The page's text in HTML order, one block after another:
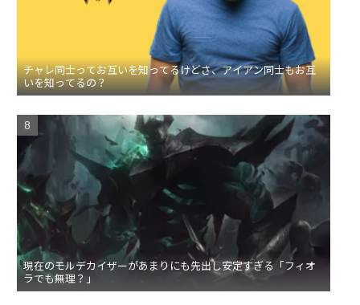
チャレ同士ってお互いを知ってるけどさ、アイアン同士もお互
いを知ってるの？
現在のモルデカイザーがあまりにも先出し安定すぎる「フィオ
ラでも無理？」